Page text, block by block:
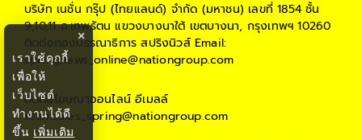
บริษัท เนชั่น กรุ๊ป (ไทยแลนด์) จำกัด (มหาชน) เลขที่ 1854 ชั้น
9,10,11 ถ.เทพรัตน แขวงบางนาใต้ เขตบางนา, กรุงเทพฯ 10260
ติดต่อกองบรรณาธิการ สปริงนิวส์Email:
springnews_online@nationgroup.com
ติดต่อโฆษณาออนไลน์ อีเมลล์
teamsales_spring@nationgroup.com
×
เราใช้คุกกี้
เพื่อให้
เว็บไซต์
ทำงานได้ดี
ขึ้น เพิ่มเติม